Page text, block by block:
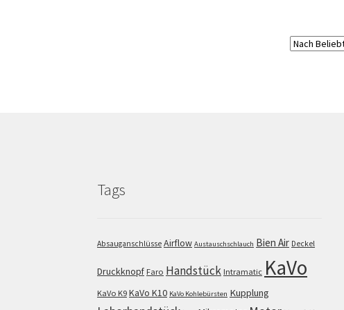
Tags
Absauganschlüsse Airflow Austauschschlauch Bien Air Deckel
Druckknopf Faro Handstück Intramatic KaVo
KaVo K9 KaVo K10 KaVo Kohlebürsten Kupplung